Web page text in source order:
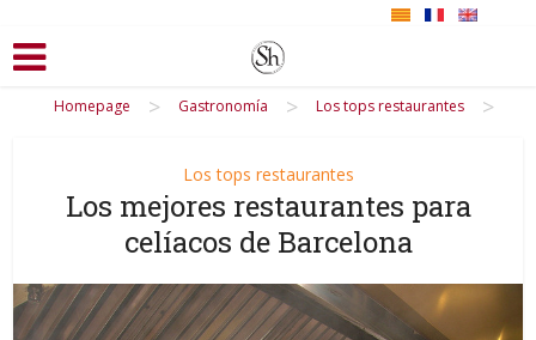
Homepage > Gastronomía > Los tops restaurantes >
Los tops restaurantes
Los mejores restaurantes para
celíacos de Barcelona